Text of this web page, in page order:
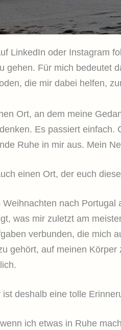
LinkedIn oder Instagram
gehen. Für mich bedeutet
die mir dabei helfen,
Ort, an dem meine
Es passiert einfach.
Ruhe in mir aus. Mein
einen Ort, der euch
Weihnachten nach
was mir zuletzt am
verbunden, die mich
gehört, auf meinen
ist deshalb eine tolle
ich etwas in Ruhe